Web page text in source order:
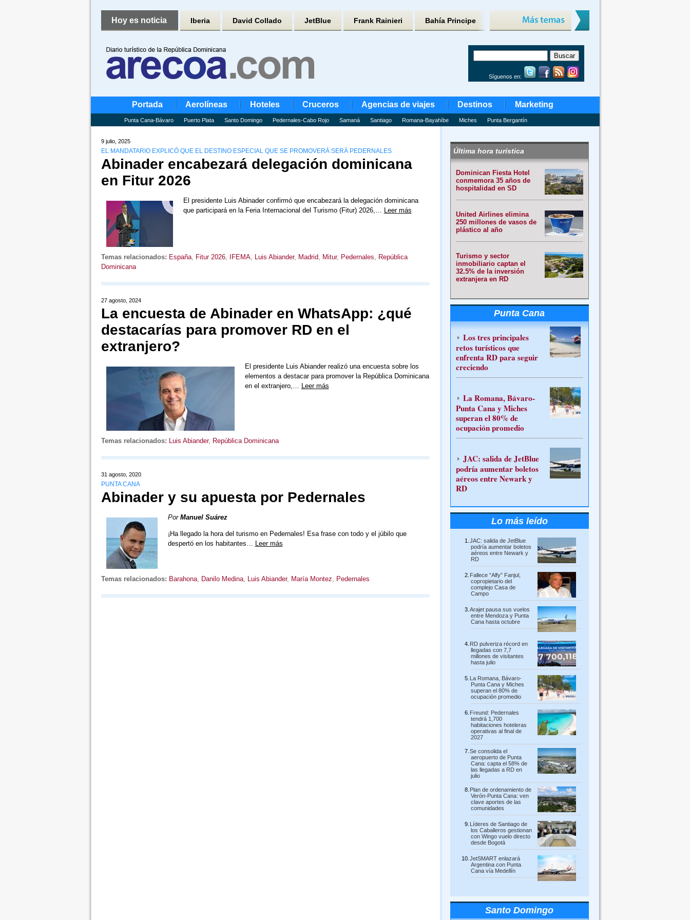
Hoy es noticia Iberia David Collado JetBlue Frank Rainieri Bahía Principe
Síguenos en:
Portada Aerolíneas Hoteles Cruceros Agencias de viajes Destinos Marketing
Punta Cana-Bávaro Puerto Plata Santo Domingo Pedernales-Cabo Rojo Samaná Santiago Romana-Bayahíbe Miches Punta Bergantín
9 julio, 2025
EL MANDATARIO EXPLICÓ QUE EL DESTINO ESPECIAL QUE SE PROMOVERÁ SERÁ PEDERNALES
Abinader encabezará delegación dominicana
en Fitur 2026
El presidente Luis Abinader confirmó que encabezará la delegación dominicana
que participará en la Feria Internacional del Turismo (Fitur) 2026,… Leer más
Temas relacionados: España, Fitur 2026, IFEMA, Luis Abiander, Madrid, Mitur, Pedernales, República
Dominicana
27 agosto, 2024
La encuesta de Abinader en WhatsApp: ¿qué
destacarías para promover RD en el
extranjero?
El presidente Luis Abiander realizó una encuesta sobre los
elementos a destacar para promover la República Dominicana
en el extranjero,… Leer más
Temas relacionados: Luis Abiander, República Dominicana
31 agosto, 2020
PUNTA CANA
Abinader y su apuesta por Pedernales
Por Manuel Suárez
¡Ha llegado la hora del turismo en Pedernales! Esa frase con todo y el júbilo que
despertó en los habitantes… Leer más
Temas relacionados: Barahona, Danilo Medina, Luis Abiander, María Montez, Pedernales
Última hora turística
Dominican Fiesta Hotel
conmemora 35 años de
hospitalidad en SD
United Airlines elimina
250 millones de vasos de
plástico al año
Turismo y sector
inmobiliario captan el
32.5% de la inversión
extranjera en RD
Punta Cana
Los tres principales
retos turísticos que
enfrenta RD para seguir
creciendo
La Romana, Bávaro-
Punta Cana y Miches
superan el 80% de
ocupación promedio
JAC: salida de JetBlue
podría aumentar boletos
aéreos entre Newark y
RD
Lo más leído
JAC: salida de JetBlue
podría aumentar boletos
aéreos entre Newark y
RD
Fallece “Alfy” Fanjul,
copropietario del
complejo Casa de
Campo
Arajet pausa sus vuelos
entre Mendoza y Punta
Cana hasta octubre
RD pulveriza récord en
llegadas con 7,7
millones de visitantes
hasta julio
La Romana, Bávaro-
Punta Cana y Miches
superan el 80% de
ocupación promedio
Freund: Pedernales
tendrá 1,700
habitaciones hoteleras
operativas al final de
2027
Se consolida el
aeropuerto de Punta
Cana: capta el 58% de
las llegadas a RD en
julio
Plan de ordenamiento de
Verón-Punta Cana: ven
clave aportes de las
comunidades
Líderes de Santiago de
los Caballeros gestionan
con Wingo vuelo directo
desde Bogotá
JetSMART enlazará
Argentina con Punta
Cana vía Medellín
Santo Domingo